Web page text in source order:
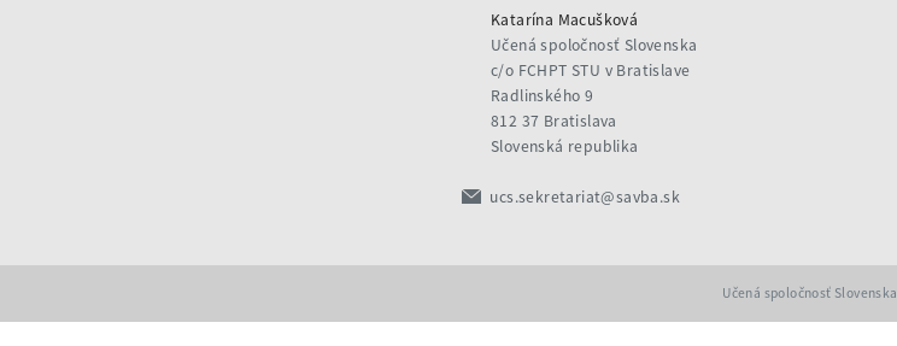
Katarína Macušková
Učená spoločnosť Slovenska
c/o FCHPT STU v Bratislave
Radlinského 9
812 37 Bratislava
Slovenská republika
ucs.sekretariat@savba.sk
Učená spoločnosť Slovenska